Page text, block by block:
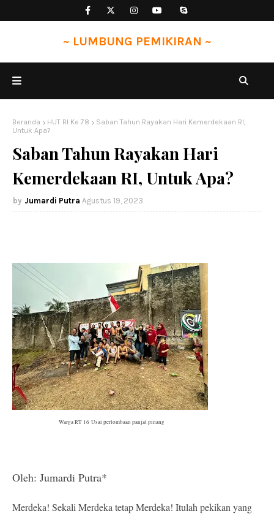
~ LUMBUNG PEMIKIRAN ~
Beranda HUT RI Ke 78
Saban Tahun Rayakan Hari Kemerdekaan RI,
Untuk Apa?
Saban Tahun Rayakan Hari
Kemerdekaan RI, Untuk Apa?
Jumardi Putra Agustus 19, 2023
Warga RT 16 Usai perlombaan panjat pinang
Oleh: Jumardi Putra*
Merdeka! Sekali Merdeka tetap Merdeka! Itulah pekikan yang